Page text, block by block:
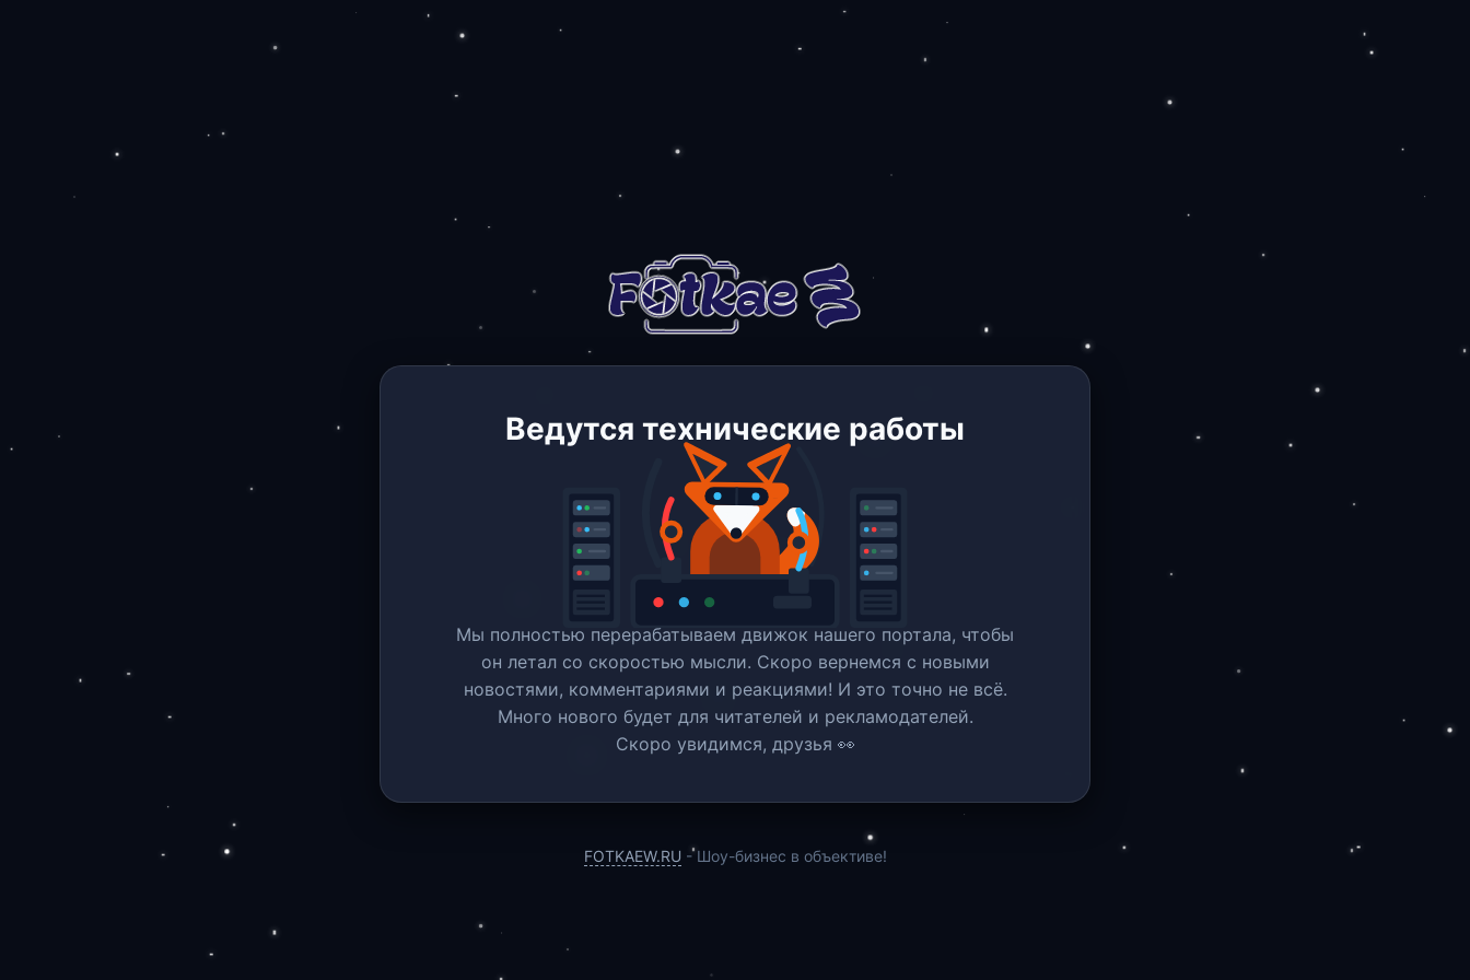
Ведутся технические работы
Мы полностью перерабатываем движок нашего портала, чтобы
он летал со скоростью мысли. Скоро вернемся c новыми
новостями, комментариями и реакциями! И это точно не всё.
Много нового будет для читателей и рекламодателей.
Скоро увидимся, друзья 👀
FOTKAEW.RU - Шоу-бизнес в объективе!